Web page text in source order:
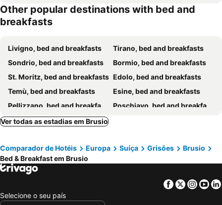
Le Rondini
Casa Mia
B&B Stephany
Other popular destinations with bed and
breakfasts
Livigno, bed and breakfasts
Tirano, bed and breakfasts
Sondrio, bed and breakfasts
Bormio, bed and breakfasts
St. Moritz, bed and breakfasts Edolo, bed and breakfasts
Temù, bed and breakfasts
Esine, bed and breakfasts
Pellizzano, bed and breakfasts
Poschiavo, bed and breakfasts
Valdidentro, bed and breakfasts
Castione Andevenno, bed and breakfasts
Capo di Ponte, bed and breakfasts
Teglio, bed and breakfasts
Ono San Pietro, bed and breakfasts
Chiesa in Valmalenco, bed and breakfasts
Costa Volpino, bed and breakfasts
Poggiridenti, bed and breakfasts
Ver todas as estadias em Brusio
Comparador de Hotéis Europa Suíça Grisões
Brusio
Bed & Breakfast em Brusio
Facebook
Twitter
Selecione o seu país